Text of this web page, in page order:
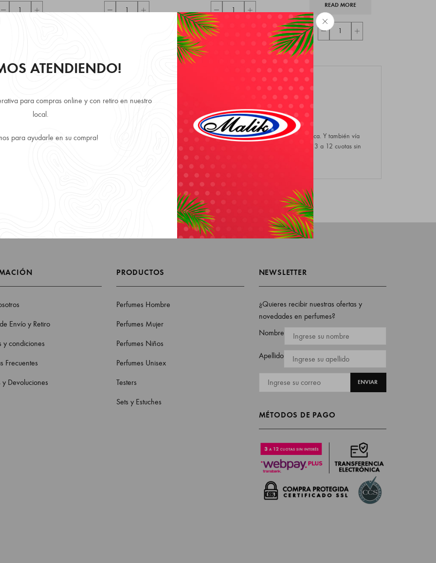
ATENDIENDO!
para compras online y con retiro en nuestro
local.
para ayudarle en su compra!
READ MORE
Enviamos su pedido directo a su puerta, despacho a todo
MÉTODOS DE PAGO
Puede pagar con transferencia electrónica. Y también vía
WebPay Plus con débito y crédito desde 3 a 12 cuotas sin
Envío y Retiro
y condiciones
Frecuentes
y Devoluciones
PRODUCTOS
Perfumes Hombre
Perfumes Mujer
Perfumes Niños
Perfumes Unisex
Testers
Sets y Estuches
NEWSLETTER
¿Quieres recibir nuestras ofertas y
novedades en perfumes?
Nombre
Apellido
MÉTODOS DE PAGO